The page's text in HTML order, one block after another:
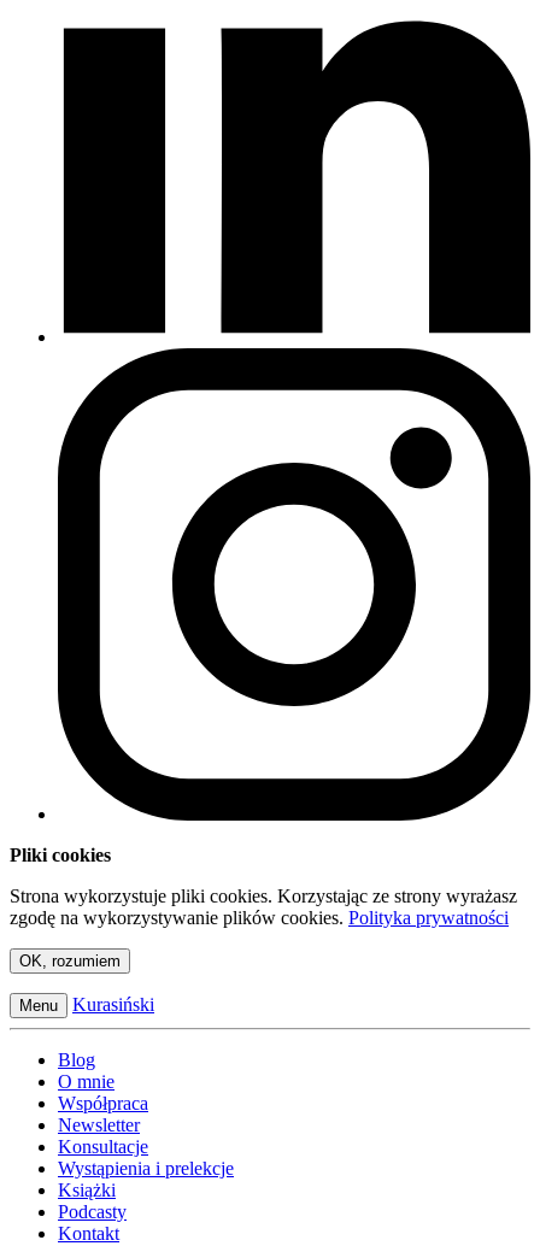
Pliki cookies
Strona wykorzystuje pliki cookies. Korzystając ze strony wyrażasz
zgodę na wykorzystywanie plików cookies. Polityka prywatności
OK, rozumiem
Menu Kurasiński
Blog
O mnie
Współpraca
Newsletter
Konsultacje
Wystąpienia i prelekcje
Książki
Podcasty
Kontakt